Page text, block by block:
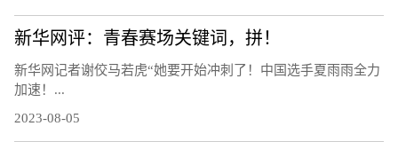
新华网评：青春赛场关键词，拼！
新华网记者谢佼马若虎“她要开始冲刺了！中国选手夏雨雨全力
加速！...
2023-08-05